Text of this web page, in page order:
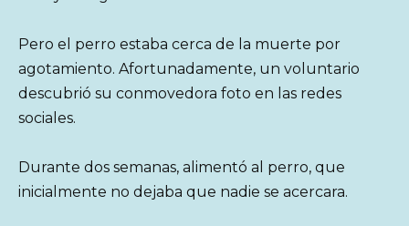
Pero el perro estaba cerca de la muerte por
agotamiento. Afortunadamente, un voluntario
descubrió su conmovedora foto en las redes
sociales.
Durante dos semanas, alimentó al perro, que
inicialmente no dejaba que nadie se acercara.